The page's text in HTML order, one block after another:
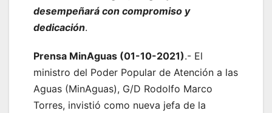
desempeñará con compromiso y
dedicación.
Prensa MinAguas (01-10-2021).- El
ministro del Poder Popular de Atención a las
Aguas (MinAguas), G/D Rodolfo Marco
Torres, invistió como nueva jefa de la